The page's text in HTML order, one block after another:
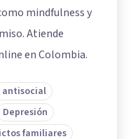
mindfulness y
Atiende
en Colombia.
antisocial
Depresión
familiares